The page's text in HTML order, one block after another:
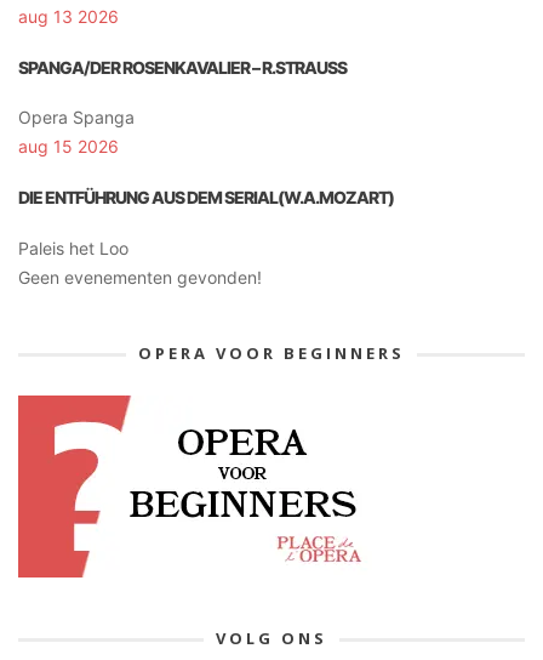
aug 13 2026
SPANGA/DER ROSENKAVALIER – R.STRAUSS
Opera Spanga
aug 15 2026
DIE ENTFÜHRUNG AUS DEM SERIAL(W.A.MOZART)
Paleis het Loo
Geen evenementen gevonden!
OPERA VOOR BEGINNERS
VOLG ONS